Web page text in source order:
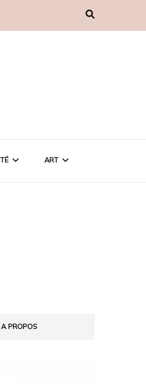
ART
A PROPOS